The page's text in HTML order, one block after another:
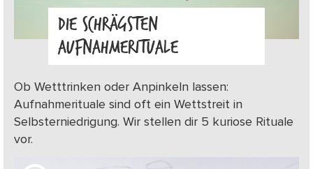
DIE SCHRÄGSTEN
AUFNAHMERITUALE
Ob Wetttrinken oder Anpinkeln lassen:
Aufnahmerituale sind oft ein Wettstreit in
Selbsterniedrigung. Wir stellen dir 5 kuriose Rituale
vor.